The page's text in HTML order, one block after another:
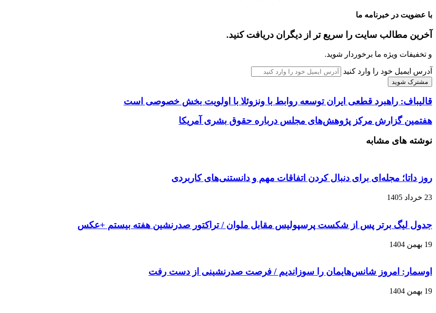
با عضویت در خبرنامه ما
آخرین مطالب سایت را سریع تر از دیگران دریافت کنید.
و تخفیفات ویژه ما برخوردار شوید.
آدرس ایمیل خود را وارد کنید
قالیباف: راهبرد قطعی ایران توسعه روابط با ونزوئلا با اولویت بخش خصوصی است
هفتمین گزارش مرکز پژوهش‌های مجلس درباره حقوق بشری آمریکا
نوشته های مشابه
روز داتا؛ مجله‌ای برای دنبال کردن اتفاقات مهم و دانستنی‌های کاربردی
23 خرداد 1405
جدول لیگ برتر پس از شکست پرسپولیس مقابل ملوان / تراکتور صدرنشین هفته بیستم +عکس
19 بهمن 1404
اوسمار: امروز شانس‌هایمان را سوزاندیم / فرصت صدرنشینی از دست رفت
19 بهمن 1404